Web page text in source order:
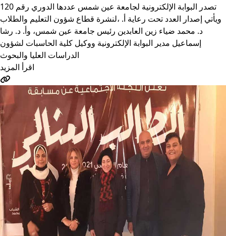
تصدر البوابة الإلكترونية لجامعة عين شمس عددها الدوري رقم 120
لنشرة قطاع شؤون التعليم ‏والطلاب‎، ويأتي إصدار العدد تحت رعاية أ.
د. محمد ضياء زين العابدين رئيس جامعة عين شمس، وأ. د. ‏رشا
إسماعيل مدير البوابة الإلكترونية ووكيل كلية الحاسبات لشؤون
‏الدراسات العليا والبحوث
اقرأ المزيد